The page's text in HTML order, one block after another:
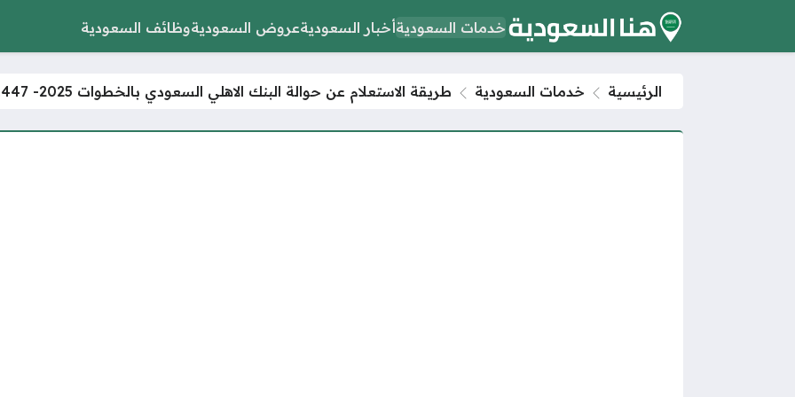
خدمات السعوديةأخبار السعوديةعروض السعوديةوظائف السعودية
الرئيسية خدمات السعودية طريقة الاستعلام عن حوالة البنك الاهلي السعودي بالخطوات 2025- 1447